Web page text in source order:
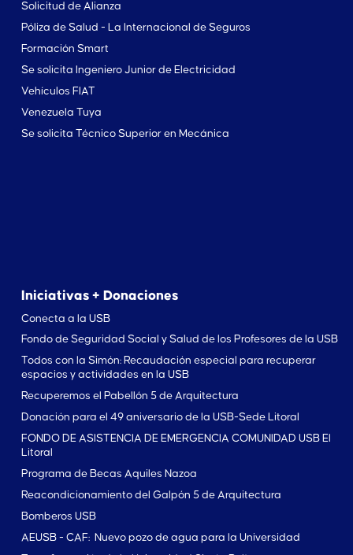
Solicitud de Alianza
Póliza de Salud - La Internacional de Seguros
Formación Smart
Se solicita Ingeniero Junior de Electricidad
Vehículos FIAT
Venezuela Tuya
Se solicita Técnico Superior en Mecánica
Iniciativas + Donaciones
Conecta a la USB
Fondo de Seguridad Social y Salud de los Profesores de la USB
Todos con la Simón: Recaudación especial para recuperar
espacios y actividades en la USB
Recuperemos el Pabellón 5 de Arquitectura
Donación para el 49 aniversario de la USB-Sede Litoral
FONDO DE ASISTENCIA DE EMERGENCIA COMUNIDAD USB El
Litoral
Programa de Becas Aquiles Nazoa
Reacondicionamiento del Galpón 5 de Arquitectura
Bomberos USB
AEUSB - CAF: Nuevo pozo de agua para la Universidad